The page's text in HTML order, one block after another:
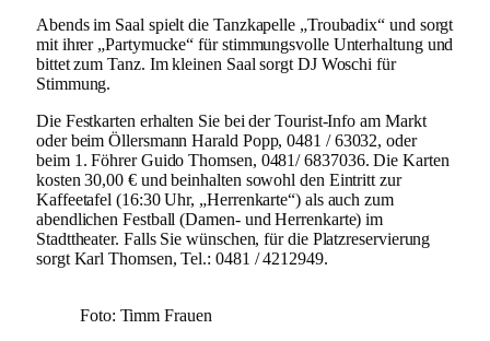
Abends im Saal spielt die Tanzkapelle „Troubadix“ und sorgt
mit ihrer „Partymucke“ für stimmungsvolle Unterhaltung und
bittet zum Tanz. Im kleinen Saal sorgt DJ Woschi für
Stimmung.
Die Festkarten erhalten Sie bei der Tourist-Info am Markt
oder beim Öllersmann Harald Popp, 0481 / 63032, oder
beim 1. Föhrer Guido Thomsen, 0481/ 6837036. Die Karten
kosten 30,00 € und beinhalten sowohl den Eintritt zur
Kaffeetafel (16:30 Uhr, „Herrenkarte“) als auch zum
abendlichen Festball (Damen- und Herrenkarte) im
Stadttheater. Falls Sie wünschen, für die Platzreservierung
sorgt Karl Thomsen, Tel.: 0481 / 4212949.
Foto: Timm Frauen